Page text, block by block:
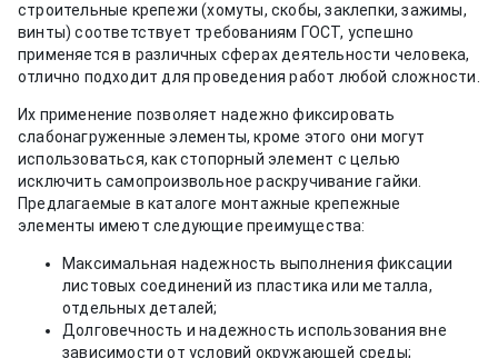
строительные крепежи (хомуты, скобы, заклепки, зажимы,
винты) соответствует требованиям ГОСТ, успешно
применяется в различных сферах деятельности человека,
отлично подходит для проведения работ любой сложности.
Их применение позволяет надежно фиксировать
слабонагруженные элементы, кроме этого они могут
использоваться, как стопорный элемент с целью
исключить самопроизвольное раскручивание гайки.
Предлагаемые в каталоге монтажные крепежные
элементы имеют следующие преимущества:
Максимальная надежность выполнения фиксации
листовых соединений из пластика или металла,
отдельных деталей;
Долговечность и надежность использования вне
зависимости от условий окружающей среды;